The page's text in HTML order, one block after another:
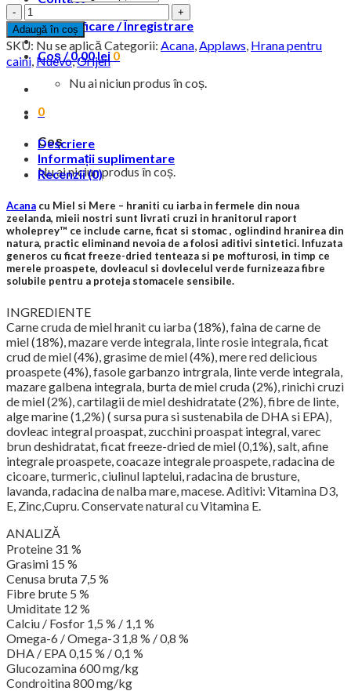
Autentificare / Înregistrare
Coș /0,00lei 0
Nu ai niciun produs în coș.
0
Coș
Nu ai niciun produs în coș.
până
la
449,52 lei
Cantitate
Acana
cu
Miel
si
Mere
Adaugă în coș
SKU: Nu se aplică Categorii: Acana,Applaws, Hrana pentru
caini, Nuevo,Orijen
Descriere
Informații suplimentare
Recenzii (0)
Acana cu Miel si Mere – hraniti cu iarba in fermele din noua
zeelanda, mieii nostri sunt livrati cruzi in hranitorul raport
wholeprey™ ce include carne, ficat si stomac , oglindind hranirea din
natura, practic eliminand nevoia de a folosi aditivi sintetici. Infuzata
generos cu ficat freeze-dried tenteaza si pe mofturosi, in timp ce
merele proaspete, dovleacul si dovlecelul verde furnizeaza fibre
solubile pentru a proteja stomacele sensibile.
INGREDIENTE
Carne cruda de miel hranit cu iarba (18%), faina de carne de
miel (18%), mazare verde integrala, linte rosie integrala, ficat
crud de miel (4%), grasime de miel (4%), mere red delicious
proaspete (4%), fasole garbanzo intrgrala, linte verde integrala,
mazare galbena integrala, burta de miel cruda (2%), rinichi cruzi
de miel (2%), cartilagii de miel deshidratate (2%), fibre de linte,
alge marine (1,2%) ( sursa pura si sustenabila de DHA si EPA),
dovleac integral proaspat, zucchini proaspat integral, varec
brun deshidratat, ficat freeze-dried de miel (0,1%), salt, afine
integrale proaspete, coacaze integrale proaspete, radacina de
cicoare, turmeric, ciulinul laptelui, radacina de brusture,
lavanda, radacina de nalba mare, macese. Aditivi: Vitamina D3,
E, Zinc,Cupru. Conservate natural cu Vitamina E.
ANALIZĂ
Proteine 31 %
Grasimi 15 %
Cenusa bruta 7,5 %
Fibre brute 5 %
Umiditate 12 %
Calciu / Fosfor 1,5 % / 1,1 %
Omega-6 / Omega-3 1,8 % / 0,8 %
DHA / EPA 0,15 % / 0,1 %
Glucozamina 600 mg/kg
Condroitina 800 mg/kg